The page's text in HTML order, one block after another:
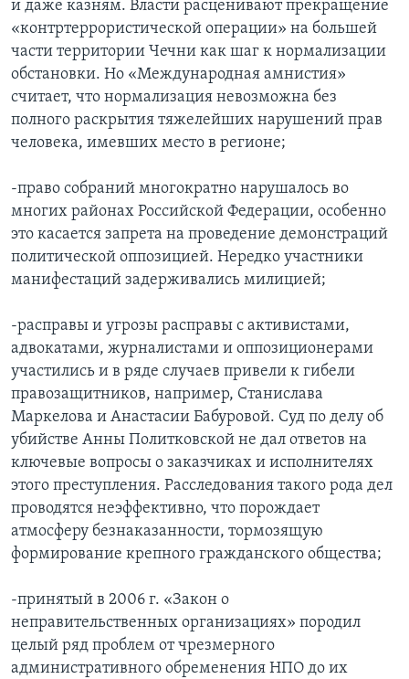
и даже казням. Власти расценивают прекращение
«контртеррористической операции» на большей
части территории Чечни как шаг к нормализации
обстановки. Но «Международная амнистия»
считает, что нормализация невозможна без
полного раскрытия тяжелейших нарушений прав
человека, имевших место в регионе;
-право собраний многократно нарушалось во
многих районах Российской Федерации, особенно
это касается запрета на проведение демонстраций
политической оппозицией. Нередко участники
манифестаций задерживались милицией;
-расправы и угрозы расправы с активистами,
адвокатами, журналистами и оппозиционерами
участились и в ряде случаев привели к гибели
правозащитников, например, Станислава
Маркелова и Анастасии Бабуровой. Суд по делу об
убийстве Анны Политковской не дал ответов на
ключевые вопросы о заказчиках и исполнителях
этого преступления. Расследования такого рода дел
проводятся неэффективно, что порождает
атмосферу безнаказанности, тормозящую
формирование крепного гражданского общества;
-принятый в 2006 г. «Закон о
неправительственных организациях» породил
целый ряд проблем от чрезмерного
административного обременения НПО до их